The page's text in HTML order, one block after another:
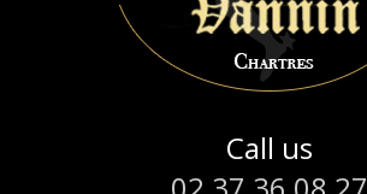
Call us